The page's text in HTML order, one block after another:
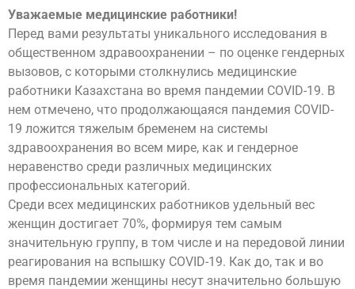
Уважаемые медицинские работники!
Перед вами результаты уникального исследования в
общественном здравоохранении – по оценке гендерных
вызовов, с которыми столкнулись медицинские
работники Казахстана во время пандемии COVID-19. В
нем отмечено, что продолжающаяся пандемия COVID-
19 ложится тяжелым бременем на системы
здравоохранения во всем мире, как и гендерное
неравенство среди различных медицинских
профессиональных категорий.
Среди всех медицинских работников удельный вес
женщин достигает 70%, формируя тем самым
значительную группу, в том числе и на передовой линии
реагирования на вспышку COVID-19. Как до, так и во
время пандемии женщины несут значительно большую